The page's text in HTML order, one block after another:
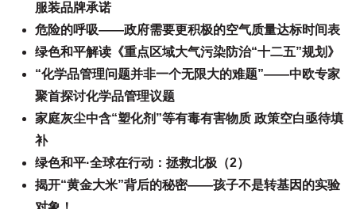
服装品牌承诺
危险的呼吸——政府需要更积极的空气质量达标时间表
绿色和平解读《重点区域大气污染防治“十二五”规划》
“化学品管理问题并非一个无限大的难题”——中欧专家
聚首探讨化学品管理议题
家庭灰尘中含“塑化剂”等有毒有害物质 政策空白亟待填
补
绿色和平·全球在行动：拯救北极（2）
揭开“黄金大米”背后的秘密——孩子不是转基因的实验